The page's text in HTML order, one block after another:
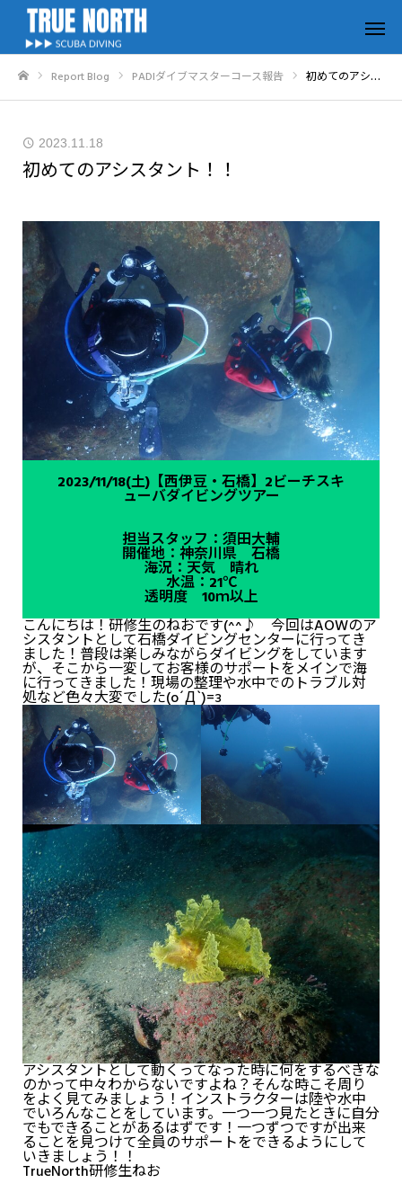
Report Blog PADIダイブマスターコース報告 初めてのアシスタント！！
2023.11.18
初めてのアシスタント！！
2023/11/18(土)【西伊豆・石橋】2ビーチスキ
ューバダイビングツアー
担当スタッフ：須田大輔
開催地：神奈川県 石橋
海況：天気 晴れ
水温：21℃
透明度 10ｍ以上
こんにちは！研修生のねおです(^^♪ 今回はAOWのア
シスタントとして石橋ダイビングセンターに行ってき
ました！普段は楽しみながらダイビングをしています
が、そこから一変してお客様のサポートをメインで海
に行ってきました！現場の整理や水中でのトラブル対
処など色々大変でした(o´Д`)=з
アシスタントとして動くってなった時に何をするべきな
のかって中々わからないですよね？そんな時こそ周り
をよく見てみましょう！インストラクターは陸や水中
でいろんなことをしています。一つ一つ見たときに自分
でもできることがあるはずです！一つずつですが出来
ることを見つけて全員のサポートをできるようにして
いきましょう！！
TrueNorth研修生ねお